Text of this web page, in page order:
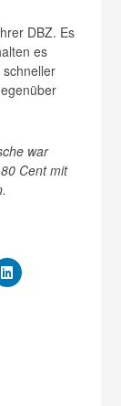
DBZ. Es
es
war
Cent mit